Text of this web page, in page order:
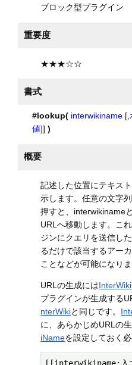
ブロック型プラグイン
重要度
★★★☆☆
書式
#lookup( interwikiname[,
値]] )
概要
記述した位置にテキス
示します。任意の文字
押すと、interwikiname
URLへ移動します。こ
ジンにクエリを送信し
るだけで該当するアー
ことなどが可能になりま
URLの生成にはInterWiki
プラグインが生成する
nterWikiと同じです。
に、あらかじめURLの
iNameを設定しておく必